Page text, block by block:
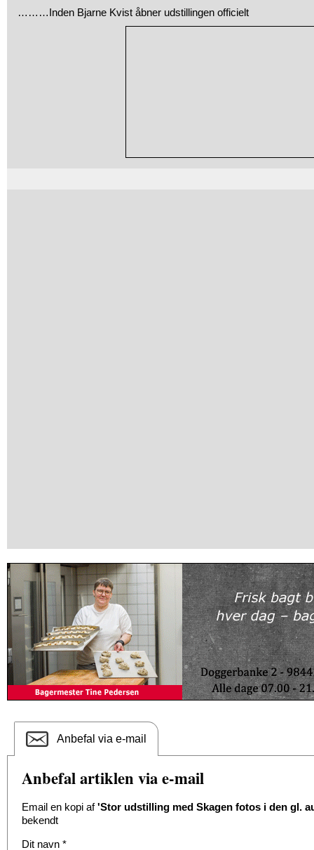
………Inden Bjarne Kvist åbner udstillingen officielt
Anbefal via e-mail
Anbefal artiklen via e-mail
Email en kopi af'Stor udstilling med Skagen fotos i den gl.
bekendt
Dit navn *